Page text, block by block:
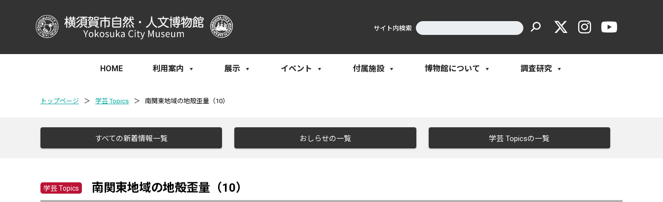
サイト内検索
HOME 利用案内 展示 イベント 付属施設 博物館について 調査研究
トップページ ＞ 学芸 Topics ＞ 南関東地域の地殻歪量（10）
すべての新着情報一覧 おしらせの一覧 学芸 Topicsの一覧
学芸 Topics 南関東地域の地殻歪量（10）